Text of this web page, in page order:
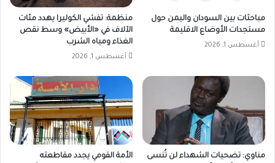
مباحثات بين السودان واليمن حول
مستجدات الأوضاع الاقليمة
أغسطس 1, 2026
منظمة: تفشي الكوليرا يهدد مئات
الآلاف في «الأبيض» وسط نقص
الغذاء ومياه الشرب
أغسطس 1, 2026
مناوي: تضحيات الشهداء لن تُنسى
الأمة القومي يجدد مقاطعته